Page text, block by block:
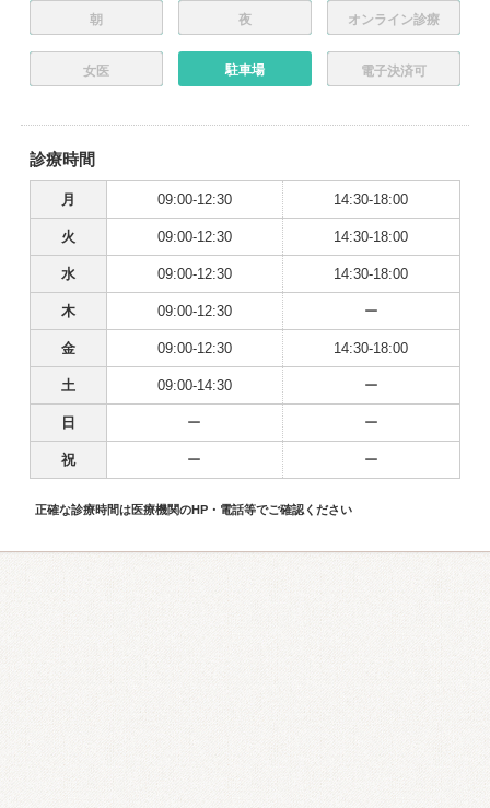
朝 夜 オンライン診療
女医 駐車場 電子決済可
診療時間
月 09:00-12:30 14:30-18:00
火 09:00-12:30 14:30-18:00
水 09:00-12:30 14:30-18:00
木 09:00-12:30 ー
金 09:00-12:30 14:30-18:00
土 09:00-14:30 ー
日 ー ー
祝 ー ー
正確な診療時間は医療機関のHP・電話等でご確認ください